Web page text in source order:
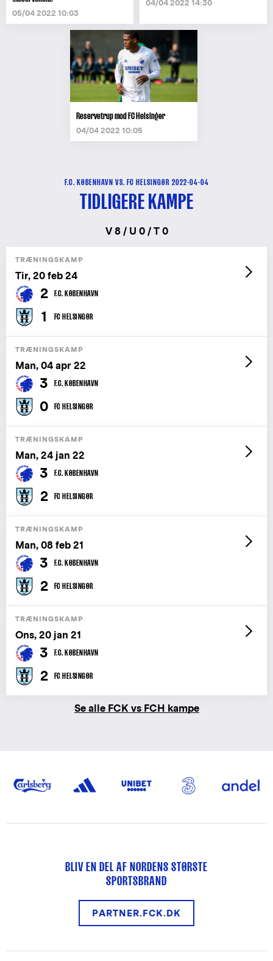
05/04 2022 10:03
04/04 2022 14:30
Reservetrup mod FC Helsingør
04/04 2022 10:05
F.C. KØBENHAVN VS. FC HELSINGØR 2022-04-04
TIDLIGERE KAMPE
V 8 / U 0 / T 0
TRÆNINGSKAMP
Tir, 20 feb 24
2 F.C. KØBENHAVN
1 FC HELSINGØR
TRÆNINGSKAMP
Man, 04 apr 22
3 F.C. KØBENHAVN
0 FC HELSINGØR
TRÆNINGSKAMP
Man, 24 jan 22
3 F.C. KØBENHAVN
2 FC HELSINGØR
TRÆNINGSKAMP
Man, 08 feb 21
3 F.C. KØBENHAVN
2 FC HELSINGØR
TRÆNINGSKAMP
Ons, 20 jan 21
3 F.C. KØBENHAVN
2 FC HELSINGØR
Se alle FCK vs FCH kampe
BLIV EN DEL AF NORDENS STØRSTE
SPORTSBRAND
PARTNER.FCK.DK